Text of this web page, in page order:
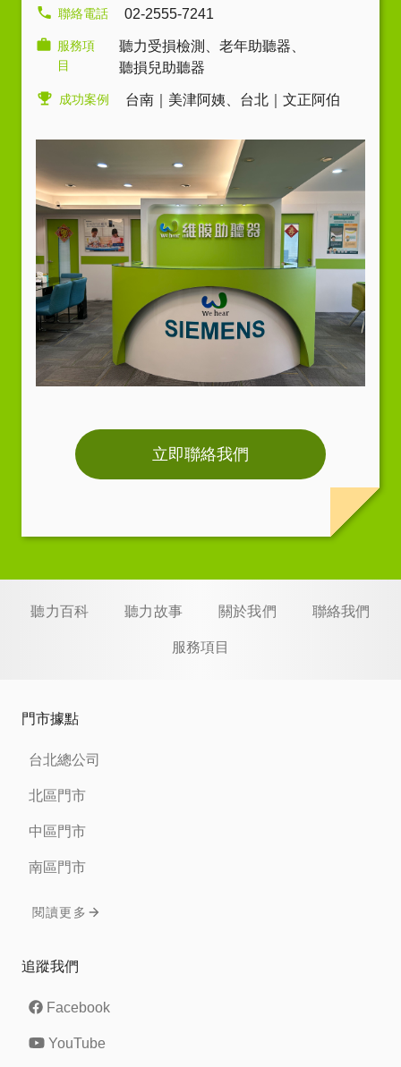
聯絡電話 02-2555-7241
服務項
目
聽力受損檢測 老年助聽器
聽損兒助聽器
成功案例 台南｜美津阿姨 台北｜文正阿伯
立即聯絡我們
聽力百科 聽力故事 關於我們 聯絡我們
服務項目
門市據點
台北總公司
北區門市
中區門市
南區門市
閱讀更多
追蹤我們
Facebook
YouTube